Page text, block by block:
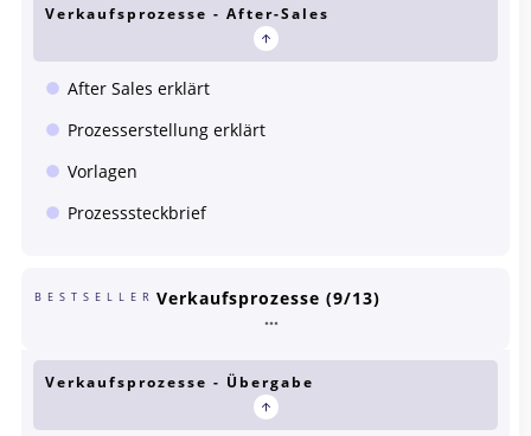
Verkaufsprozesse - After-Sales
After Sales erklärt
Prozesserstellung erklärt
Vorlagen
Prozesssteckbrief
BESTSELLER Verkaufsprozesse (9/13)
Verkaufsprozesse - Übergabe